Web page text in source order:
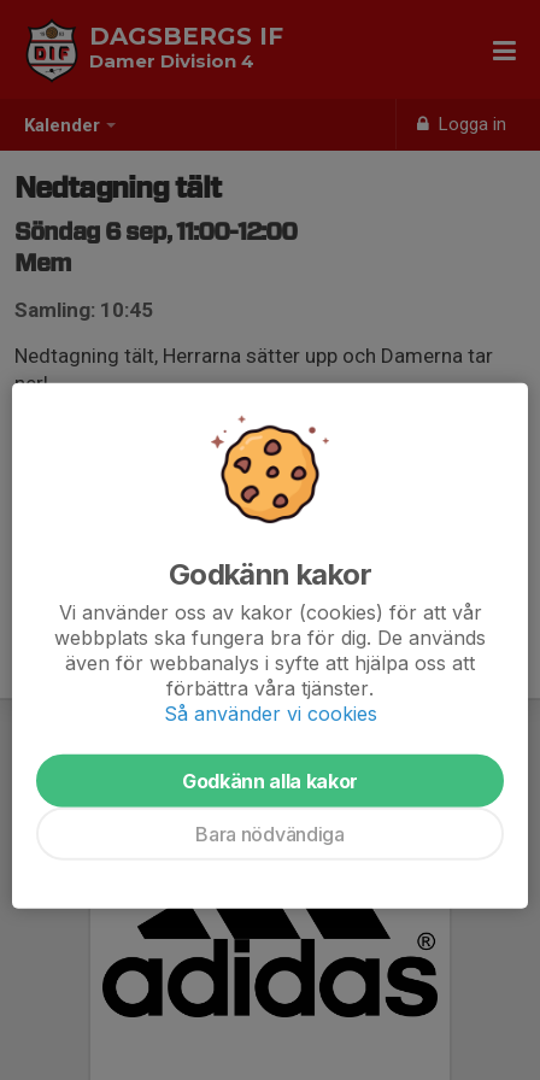
Kalender Logga in
DAGSBERGS IF
Damer Division 4
Nedtagning tält
Söndag 6 sep, 11:00-12:00
Mem
Samling: 10:45
Nedtagning tält, Herrarna sätter upp och Damerna tar
ner!
Det ska tas ner i Mem - mer info kommer när vi närmar
Godkänn kakor
Vi använder oss av kakor (cookies) för att vår
webbplats ska fungera bra för dig. De används
även för webbanalys i syfte att hjälpa oss att
förbättra våra tjänster.
Så använder vi cookies
Godkänn alla kakor
Bara nödvändiga